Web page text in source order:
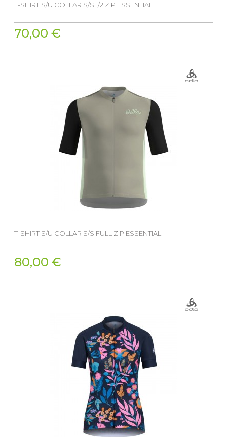
T-SHIRT S/U COLLAR S/S 1/2 ZIP ESSENTIAL
70,00 €
T-SHIRT S/U COLLAR S/S FULL ZIP ESSENTIAL
80,00 €